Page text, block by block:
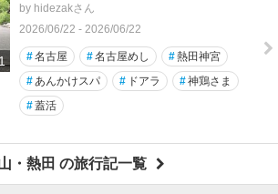
by hidezakさん
2026/06/22 - 2026/06/22
#名古屋 #名古屋めし #熱田神宮
# あんかけスパ # ドアラ #神鶏さま
#蓋活
・熱田 の旅行記一覧